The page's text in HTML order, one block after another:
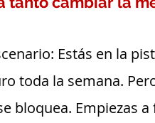
Estás en la
toda la semana.
bloquea. Empiezas